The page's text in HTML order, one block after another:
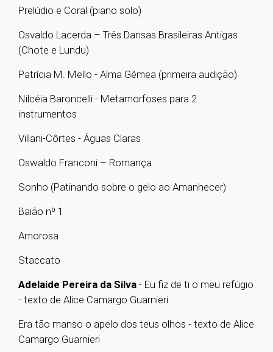
Prelúdio e Coral (piano solo)
Osvaldo Lacerda – Três Dansas Brasileiras Antigas
(Chote e Lundu)
Patrícia M. Mello - Alma Gêmea (primeira audição)
Nilcéia Baroncelli - Metamorfoses para 2
instrumentos
Villani-Côrtes - Águas Claras
Oswaldo Franconi – Romança
Sonho (Patinando sobre o gelo ao Amanhecer)
Baião nº 1
Amorosa
Staccato
Adelaide Pereira da Silva - Eu fiz de ti o meu refúgio
- texto de Alice Camargo Guarnieri
Era tão manso o apelo dos teus olhos - texto de Alice
Camargo Guarnieri